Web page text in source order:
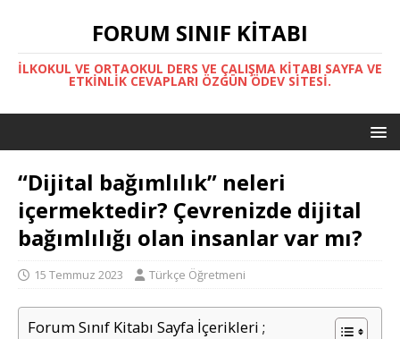
FORUM SINIF KITABI
İLKOKUL VE ORTAOKUL DERS VE ÇALIŞMA KITABI SAYFA VE
ETKINLIK CEVAPLARI ÖZGÜN ÖDEV SITESI.
“Dijital bağımlılık” neleri
içermektedir? Çevrenizde dijital
bağımlılığı olan insanlar var mı?
15 Temmuz 2023 Türkçe Öğretmeni
Forum Sınıf Kitabı Sayfa İçerikleri ;